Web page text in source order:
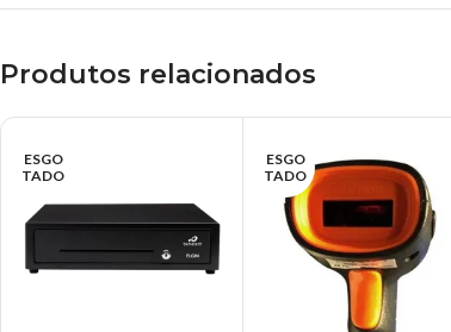
Produtos relacionados
ESGO
TADO
ESGO
TADO